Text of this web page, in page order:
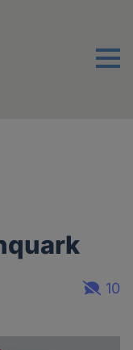
Menu
10